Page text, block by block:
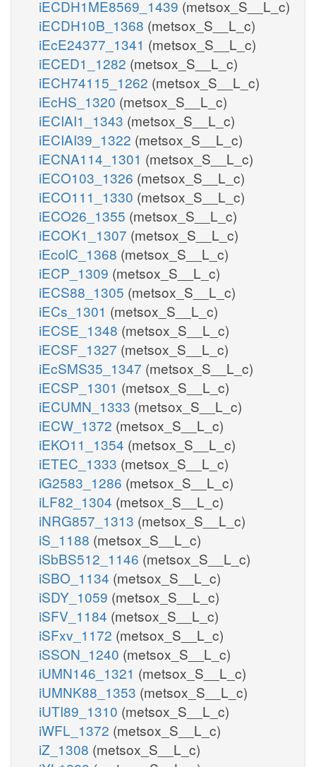
iECDH1ME8569_1439 (metsox_S__L_c)
iECDH10B_1368 (metsox_S__L_c)
iEcE24377_1341 (metsox_S__L_c)
iECED1_1282 (metsox_S__L_c)
iECH74115_1262 (metsox_S__L_c)
iEcHS_1320 (metsox_S__L_c)
iECIAI1_1343 (metsox_S__L_c)
iECIAI39_1322 (metsox_S__L_c)
iECNA114_1301 (metsox_S__L_c)
iECO103_1326 (metsox_S__L_c)
iECO111_1330 (metsox_S__L_c)
iECO26_1355 (metsox_S__L_c)
iECOK1_1307 (metsox_S__L_c)
iEcolC_1368 (metsox_S__L_c)
iECP_1309 (metsox_S__L_c)
iECS88_1305 (metsox_S__L_c)
iECs_1301 (metsox_S__L_c)
iECSE_1348 (metsox_S__L_c)
iECSF_1327 (metsox_S__L_c)
iEcSMS35_1347 (metsox_S__L_c)
iECSP_1301 (metsox_S__L_c)
iECUMN_1333 (metsox_S__L_c)
iECW_1372 (metsox_S__L_c)
iEKO11_1354 (metsox_S__L_c)
iETEC_1333 (metsox_S__L_c)
iG2583_1286 (metsox_S__L_c)
iLF82_1304 (metsox_S__L_c)
iNRG857_1313 (metsox_S__L_c)
iS_1188 (metsox_S__L_c)
iSbBS512_1146 (metsox_S__L_c)
iSBO_1134 (metsox_S__L_c)
iSDY_1059 (metsox_S__L_c)
iSFV_1184 (metsox_S__L_c)
iSFxv_1172 (metsox_S__L_c)
iSSON_1240 (metsox_S__L_c)
iUMN146_1321 (metsox_S__L_c)
iUMNK88_1353 (metsox_S__L_c)
iUTI89_1310 (metsox_S__L_c)
iWFL_1372 (metsox_S__L_c)
iZ_1308 (metsox_S__L_c)